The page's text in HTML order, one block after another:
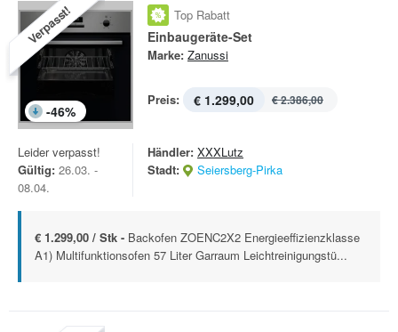
Verpasst!
-46%
Top Rabatt
Einbaugeräte-Set
Marke: Zanussi
Preis: € 1.299,00 € 2.386,00
Leider verpasst!
Gültig: 26.03. -
08.04.
Händler: XXXLutz
Stadt:
Seiersberg-Pirka
€ 1.299,00 / Stk - Backofen ZOENC2X2 Energieeffizienzklasse
A1) Multifunktionsofen 57 Liter Garraum Leichtreinigungstü...